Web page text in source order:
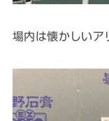
場内は懐かしいア